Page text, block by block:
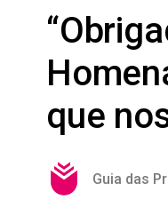
que
Guia das